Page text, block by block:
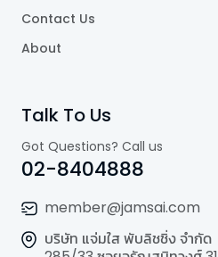
Contact Us
About
Talk To Us
Got Questions? Call us
02-8404888
member@jamsai.com
บริษัท แจ่มใส พับลิชชิ่ง จำกัด